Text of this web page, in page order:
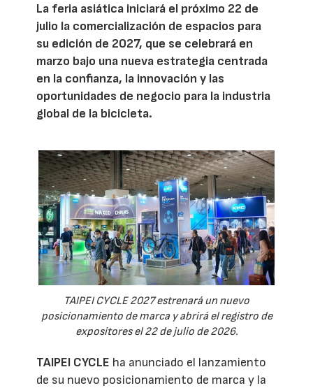
La feria asiática iniciará el próximo 22 de
julio la comercialización de espacios para
su edición de 2027, que se celebrará en
marzo bajo una nueva estrategia centrada
en la confianza, la innovación y las
oportunidades de negocio para la industria
global de la bicicleta.
TAIPEI CYCLE 2027 estrenará un nuevo
posicionamiento de marca y abrirá el registro de
expositores el 22 de julio de 2026.
TAIPEI CYCLE ha anunciado el lanzamiento
de su nuevo posicionamiento de marca y la